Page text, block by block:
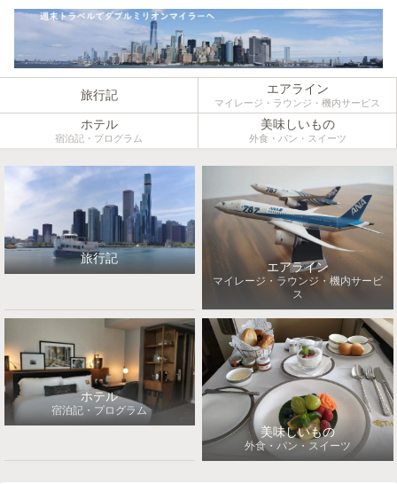
旅行記 エアライン
マイレージ・ラウンジ・機内サービス
ホテル
宿泊記・プログラム
美味しいもの
外食・パン・スイーツ
旅行記
エアライン
マイレージ・ラウンジ・機内サービ
ス
ホテル
宿泊記・プログラム
美味しいもの
外食・パン・スイーツ